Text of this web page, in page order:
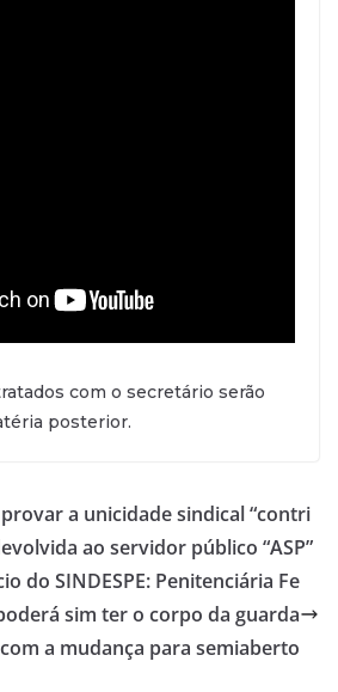
com o secretário serão
posterior.
provar a unicidade sindical “contri
ao servidor público “ASP”
do SINDESPE: Penitenciária Fe
sim ter o corpo da guarda
a mudança para semiaberto